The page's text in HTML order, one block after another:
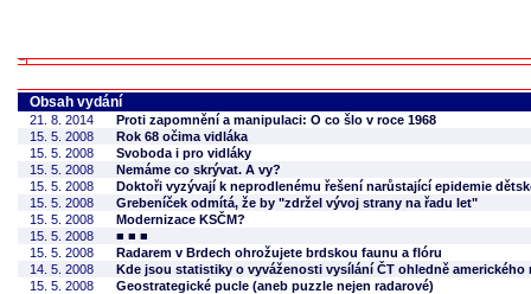
Obsah vydání
21. 8. 2014
Proti zapomnění a manipulaci: O co šlo v roce 1968
15. 5. 2008
Rok 68 očima vidláka
15. 5. 2008
Svoboda i pro vidláky
15. 5. 2008
Nemáme co skrývat. A vy?
15. 5. 2008
Doktoři vyzývají k neprodlenému řešení narůstající epidemie
15. 5. 2008
Grebeníček odmítá, že by "zdržel vývoj strany na řadu let"
15. 5. 2008
Modernizace KSČM?
15. 5. 2008
■ ■ ■
15. 5. 2008
Radarem v Brdech ohrožujete brdskou faunu a flóru
14. 5. 2008
Kde jsou statistiky o vyváženosti vysílání ČT ohledně amerického
15. 5. 2008
Geostrategické pucle (aneb puzzle nejen radarové)